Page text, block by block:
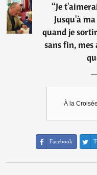
“Je
Jusqu'à
quand je
sans fin,
À la
Facebook